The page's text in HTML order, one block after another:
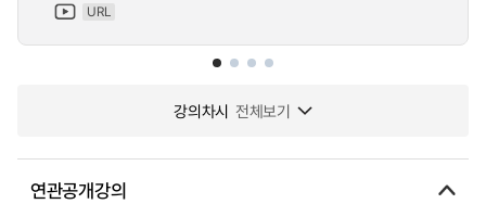
URL
강의차시 전체보기
연관공개강의